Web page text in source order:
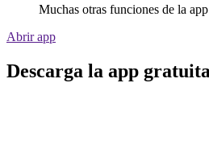
Muchas otras funciones de la app
Abrir app
Descarga la app